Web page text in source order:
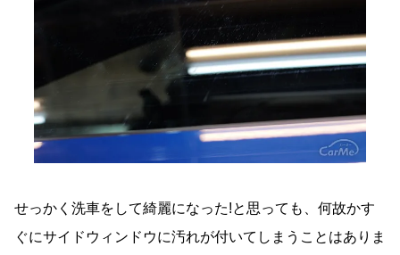
せっかく洗車をして綺麗になった!と思っても、何故かす
ぐにサイドウィンドウに汚れが付いてしまうことはありま